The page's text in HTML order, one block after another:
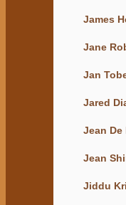
James
Jane
Jan
Jared
Jean De
Jean
Jiddu